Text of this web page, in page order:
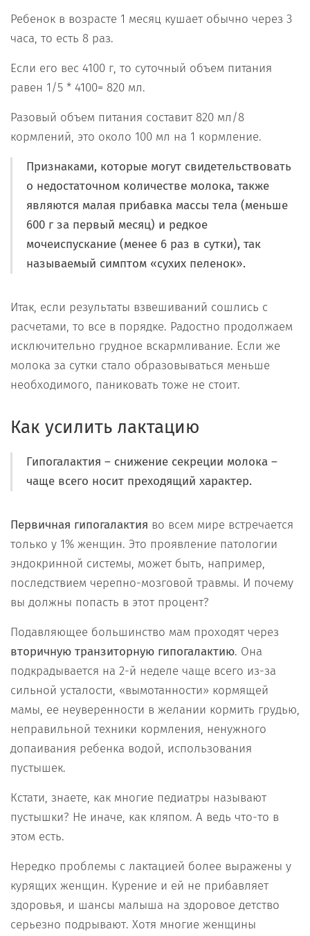
Ребенок в возрасте 1 месяц кушает обычно через 3
часа, то есть 8 раз.
Если его вес 4100 г, то суточный объем питания
равен 1/5 * 4100= 820 мл.
Разовый объем питания составит 820 мл/8
кормлений, это около 100 мл на 1 кормление.
Признаками, которые могут свидетельствовать
о недостаточном количестве молока, также
являются малая прибавка массы тела (меньше
600 г за первый месяц) и редкое
мочеиспускание (менее 6 раз в сутки), так
называемый симптом «сухих пеленок».
Итак, если результаты взвешиваний сошлись с
расчетами, то все в порядке. Радостно продолжаем
исключительно грудное вскармливание. Если же
молока за сутки стало образовываться меньше
необходимого, паниковать тоже не стоит.
Как усилить лактацию
Гипогалактия – снижение секреции молока –
чаще всего носит преходящий характер.
Первичная гипогалактия во всем мире встречается
только у 1% женщин. Это проявление патологии
эндокринной системы, может быть, например,
последствием черепно-мозговой травмы. И почему
вы должны попасть в этот процент?
Подавляющее большинство мам проходят через
вторичную транзиторную гипогалактию. Она
подкрадывается на 2-й неделе чаще всего из-за
сильной усталости, «вымотанности» кормящей
мамы, ее неуверенности в желании кормить грудью,
неправильной техники кормления, ненужного
допаивания ребенка водой, использования
пустышек.
Кстати, знаете, как многие педиатры называют
пустышки? Не иначе, как кляпом. А ведь что-то в
этом есть.
Нередко проблемы с лактацией более выражены у
курящих женщин. Курение и ей не прибавляет
здоровья, и шансы малыша на здоровое детство
серьезно подрывают. Хотя многие женщины